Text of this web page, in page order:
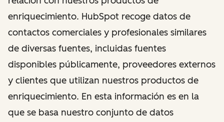
enriquecimiento. HubSpot recoge datos de
contactos comerciales y profesionales similares
de diversas fuentes, incluidas fuentes
disponibles públicamente, proveedores externos
y clientes que utilizan nuestros productos de
enriquecimiento. En esta información es en la
que se basa nuestro conjunto de datos